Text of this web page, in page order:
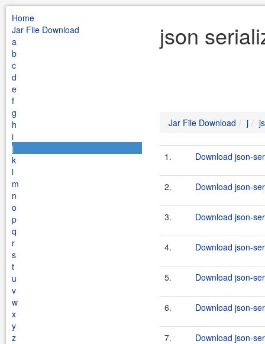
Home
Jar File Download
a
b
c
d
e
f
g
h
i
j
k
l
m
n
o
p
q
r
s
t
u
v
w
x
y
z
json
Jar File Download j
1. Download json-
2. Download json-
3. Download json-
4. Download json-
5. Download json-
6. Download json-
7. Download json-